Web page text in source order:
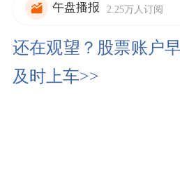
午盘播报 2.25万人订阅
还在观望？股票账户
及时上车>>